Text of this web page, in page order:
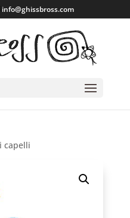
info@ghissbross.com
capelli